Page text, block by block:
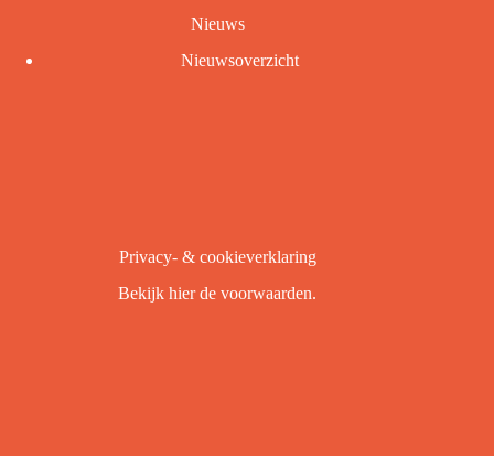
Nieuws
Nieuwsoverzicht
Privacy- & cookieverklaring
Bekijkhierde voorwaarden.